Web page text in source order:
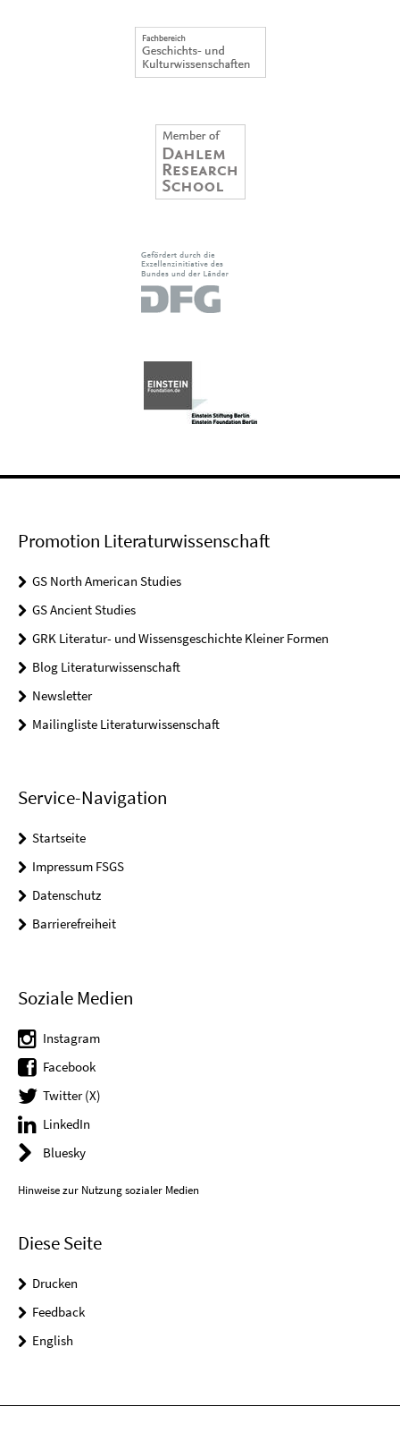
Promotion Literaturwissenschaft
GS North American Studies
GS Ancient Studies
GRK Literatur- und Wissensgeschichte Kleiner Formen
Blog Literaturwissenschaft
Newsletter
Mailingliste Literaturwissenschaft
Service-Navigation
Startseite
Impressum FSGS
Datenschutz
Barrierefreiheit
Soziale Medien
Instagram
Facebook
Twitter (X)
LinkedIn
Bluesky
Hinweise zur Nutzung sozialer Medien
Diese Seite
Drucken
Feedback
English